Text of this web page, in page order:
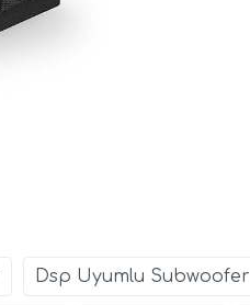
Dsp Uyumlu Subwoofer